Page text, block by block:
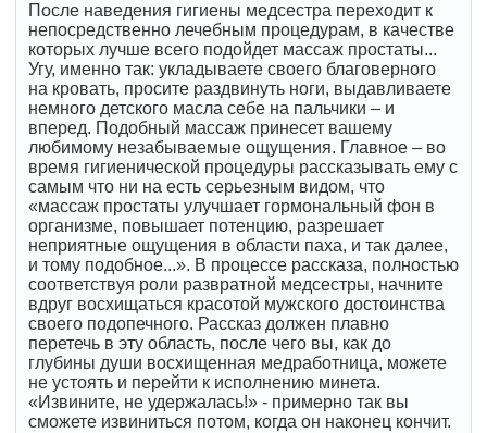
После наведения гигиены медсестра переходит к
непосредственно лечебным процедурам, в качестве
которых лучше всего подойдет массаж простаты...
Угу, именно так: укладываете своего благоверного
на кровать, просите раздвинуть ноги, выдавливаете
немного детского масла себе на пальчики – и
вперед. Подобный массаж принесет вашему
любимому незабываемые ощущения. Главное – во
время гигиенической процедуры рассказывать ему с
самым что ни на есть серьезным видом, что
«массаж простаты улучшает гормональный фон в
организме, повышает потенцию, разрешает
неприятные ощущения в области паха, и так далее,
и тому подобное...». В процессе рассказа, полностью
соответствуя роли развратной медсестры, начните
вдруг восхищаться красотой мужского достоинства
своего подопечного. Рассказ должен плавно
перетечь в эту область, после чего вы, как до
глубины души восхищенная медработница, можете
не устоять и перейти к исполнению минета.
«Извините, не удержалась!» - примерно так вы
сможете извиниться потом, когда он наконец кончит.